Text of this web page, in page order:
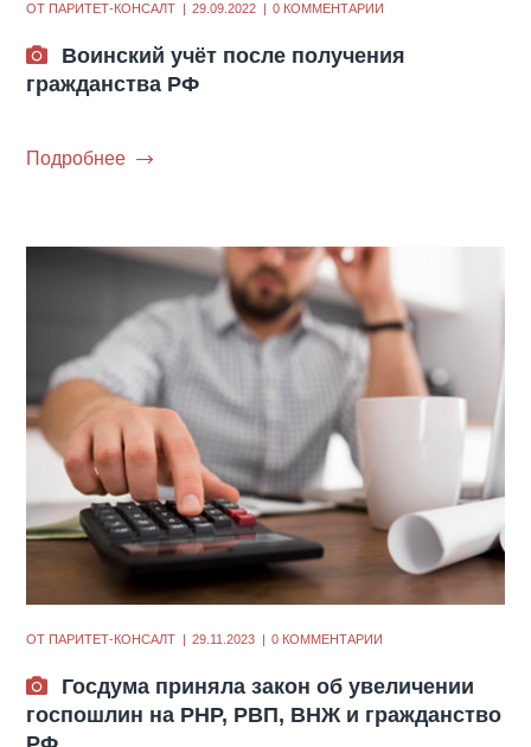
ОТ ПАРИТЕТ-КОНСАЛТ 29.09.2022 0 КОММЕНТАРИИ
Воинский учёт после получения
гражданства РФ
Подробнее
ОТ ПАРИТЕТ-КОНСАЛТ 29.11.2023 0 КОММЕНТАРИИ
Госдума приняла закон об увеличении
госпошлин на РНР, РВП, ВНЖ и гражданство